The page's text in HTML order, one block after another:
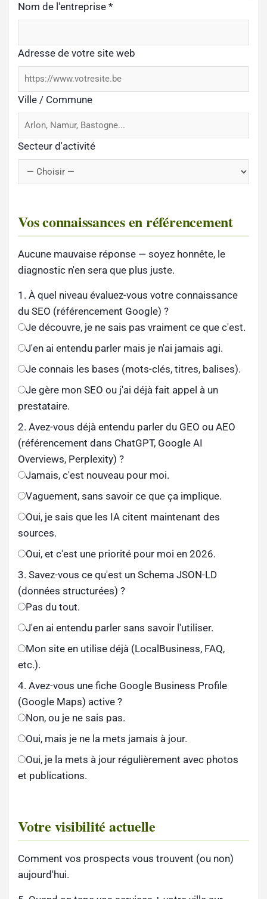
Nom de l'entreprise *
Adresse de votre site web
Ville / Commune
Secteur d'activité
Vos connaissances en référencement
Aucune mauvaise réponse — soyez honnête, le
diagnostic n'en sera que plus juste.
1. À quel niveau évaluez-vous votre connaissance
du SEO (référencement Google) ?
Je découvre, je ne sais pas vraiment ce que c'est.
J'en ai entendu parler mais je n'ai jamais agi.
Je connais les bases (mots-clés, titres, balises).
Je gère mon SEO ou j'ai déjà fait appel à un
prestataire.
2. Avez-vous déjà entendu parler du GEO ou AEO
(référencement dans ChatGPT, Google AI
Overviews, Perplexity) ?
Jamais, c'est nouveau pour moi.
Vaguement, sans savoir ce que ça implique.
Oui, je sais que les IA citent maintenant des
sources.
Oui, et c'est une priorité pour moi en 2026.
3. Savez-vous ce qu'est un Schema JSON-LD
(données structurées) ?
Pas du tout.
J'en ai entendu parler sans savoir l'utiliser.
Mon site en utilise déjà (LocalBusiness, FAQ,
etc.).
4. Avez-vous une fiche Google Business Profile
(Google Maps) active ?
Non, ou je ne sais pas.
Oui, mais je ne la mets jamais à jour.
Oui, je la mets à jour régulièrement avec photos
et publications.
Votre visibilité actuelle
Comment vos prospects vous trouvent (ou non)
aujourd'hui.